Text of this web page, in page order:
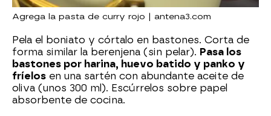
Agrega la pasta de curry rojo | antena3.com
Pela el boniato y córtalo en bastones. Corta de
forma similar la berenjena (sin pelar). Pasa los
bastones por harina, huevo batido y panko y
fríelos en una sartén con abundante aceite de
oliva (unos 300 ml). Escúrrelos sobre papel
absorbente de cocina.